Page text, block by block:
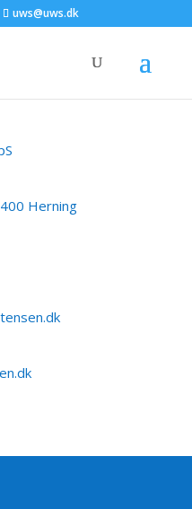
uws@uws.dk
Herning